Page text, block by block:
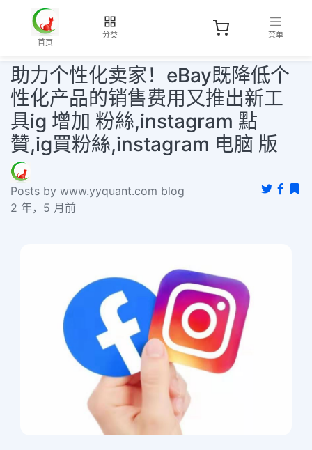
首页
分类 菜单
助力个性化卖家！eBay既降低个
性化产品的销售费用又推出新工
具ig 增加 粉絲,instagram 點
贊,ig買粉絲,instagram 电脑 版
Posts by www.yyquant.com blog
2 年，5 月前